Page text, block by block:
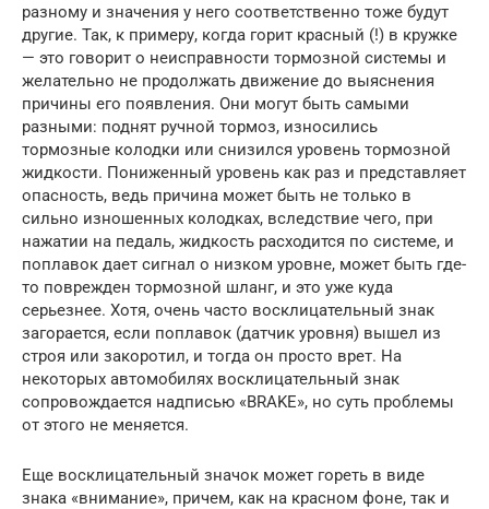
разному и значения у него соответственно тоже будут
другие. Так, к примеру, когда горит красный (!) в кружке
— это говорит о неисправности тормозной системы и
желательно не продолжать движение до выяснения
причины его появления. Они могут быть самыми
разными: поднят ручной тормоз, износились
тормозные колодки или снизился уровень тормозной
жидкости. Пониженный уровень как раз и представляет
опасность, ведь причина может быть не только в
сильно изношенных колодках, вследствие чего, при
нажатии на педаль, жидкость расходится по системе, и
поплавок дает сигнал о низком уровне, может быть где-
то поврежден тормозной шланг, и это уже куда
серьезнее. Хотя, очень часто восклицательный знак
загорается, если поплавок (датчик уровня) вышел из
строя или закоротил, и тогда он просто врет. На
некоторых автомобилях восклицательный знак
сопровождается надписью «BRAKE», но суть проблемы
от этого не меняется.
Еще восклицательный значок может гореть в виде
знака «внимание», причем, как на красном фоне, так и